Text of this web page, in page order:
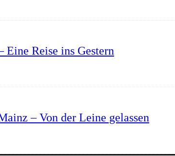
Reise ins Gestern
– Von der Leine gelassen